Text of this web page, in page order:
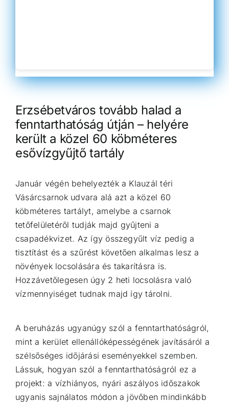
Erzsébetváros tovább halad a
fenntarthatóság útján – helyére
került a közel 60 köbméteres
esővízgyűjtő tartály
Január végén behelyezték a Klauzál téri
Vásárcsarnok udvara alá azt a közel 60
köbméteres tartályt, amelybe a csarnok
tetőfelületéről tudják majd gyűjteni a
csapadékvizet. Az így összegyűlt víz pedig a
tisztítást és a szűrést követően alkalmas lesz a
növények locsolására és takarításra is.
Hozzávetőlegesen úgy 2 heti locsolásra való
vízmennyiséget tudnak majd így tárolni.
A beruházás ugyanúgy szól a fenntarthatóságról,
mint a kerület ellenállóképességének javításáról a
szélsőséges időjárási eseményekkel szemben.
Lássuk, hogyan szól a fenntarthatóságról ez a
projekt: a vízhiányos, nyári aszályos időszakok
ugyanis sajnálatos módon a jövőben mindinkább